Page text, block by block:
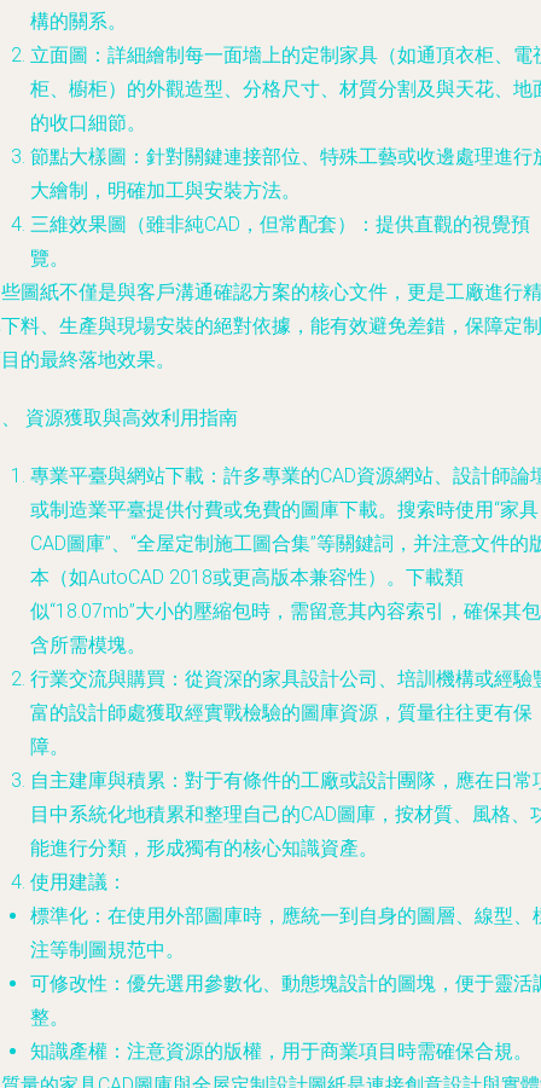
構的關系。
立面圖：詳細繪制每一面墻上的定制家具（如通頂衣柜、電
柜、櫥柜）的外觀造型、分格尺寸、材質分割及與天花、地
的收口細節。
節點大樣圖：針對關鍵連接部位、特殊工藝或收邊處理進行
大繪制，明確加工與安裝方法。
三維效果圖（雖非純CAD，但常配套）：提供直觀的視覺預
覽。
圖紙不僅是與客戶溝通確認方案的核心文件，更是工廠進行精
料、生產與現場安裝的絕對依據，能有效避免差錯，保障定制
的最終落地效果。
資源獲取與高效利用指南
專業平臺與網站下載 ：許多專業的CAD資源網站、設計師論
或制造業平臺提供付費或免費的圖庫下載。搜索時使用“家具
CAD圖庫”、“全屋定制施工圖合集”等關鍵詞，并注意文件的
本（如AutoCAD 2018或更高版本兼容性）。下載類
似“18.07mb”大小的壓縮包時，需留意其內容索引，確保其包
含所需模塊。
行業交流與購買 ：從資深的家具設計公司、培訓機構或經驗
富的設計師處獲取經實戰檢驗的圖庫資源，質量往往更有保
障。
自主建庫與積累 ：對于有條件的工廠或設計團隊，應在日常
目中系統化地積累和整理自己的CAD圖庫，按材質、風格、
能進行分類，形成獨有的核心知識資產。
使用建議 ：
標準化 ：在使用外部圖庫時，應統一到自身的圖層、線型、
注等制圖規范中。
可修改性 ：優先選用參數化、動態塊設計的圖塊，便于靈活
整。
知識產權 ：注意資源的版權，用于商業項目時需確保合規。